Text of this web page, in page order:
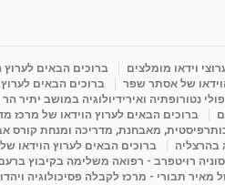
וידאו מומלצים ברוכים הבאים לערוץ
של אסתר שפר ברוכים הבאים
נטורופתיה ואירידיולוגיה במושב יתיר הר
ברוכים הבאים לערוץ הוידאו של מרכז
מאבחנת, מדריכה ומנחת קורס
בהרצליה
ברוכים הבאים לערוץ הוידאו
רויטפרב - רפואה משלימה בקיבוץ
מאיר תבורי - מרכז לקבלה פסיכולוגיה